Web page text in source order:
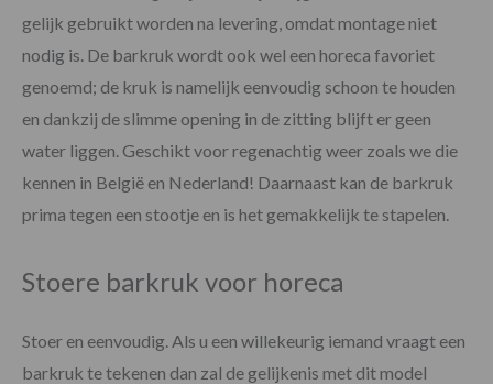
gelijk gebruikt worden na levering, omdat montage niet
nodig is. De barkruk wordt ook wel een horeca favoriet
genoemd; de kruk is namelijk eenvoudig schoon te houden
en dankzij de slimme opening in de zitting blijft er geen
water liggen. Geschikt voor regenachtig weer zoals we die
kennen in België en Nederland! Daarnaast kan de barkruk
prima tegen een stootje en is het gemakkelijk te stapelen.
Stoere barkruk voor horeca
Stoer en eenvoudig. Als u een willekeurig iemand vraagt een
barkruk te tekenen dan zal de gelijkenis met dit model